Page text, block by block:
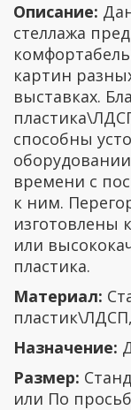
Описание:
стеллажа
картин
выставках.
способны
времени с
к ним.
изготовлены
или
пластика.
Материал:
Назначение:
Размер:
или По